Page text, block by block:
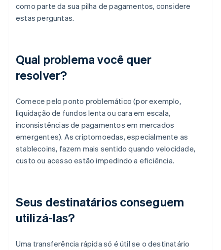
como parte da sua pilha de pagamentos, considere
estas perguntas.
Qual problema você quer
resolver?
Comece pelo ponto problemático (por exemplo,
liquidação de fundos lenta ou cara em escala,
inconsistências de pagamentos em mercados
emergentes). As criptomoedas, especialmente as
stablecoins, fazem mais sentido quando velocidade,
custo ou acesso estão impedindo a eficiência.
Seus destinatários conseguem
utilizá-las?
Uma transferência rápida só é útil se o destinatário